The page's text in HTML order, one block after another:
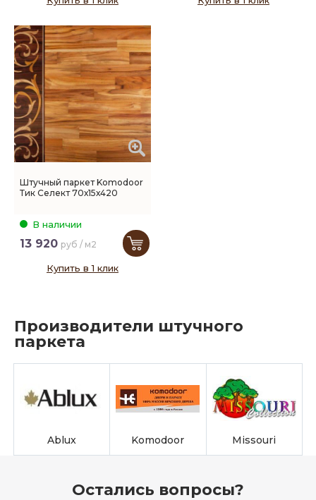
Штучный паркет Komodoor
Тик Селект 70х15х420
В наличии
13 920 руб / м2
Купить в 1 клик
Производители штучного
паркета
Ablux Komodoor Missouri
Остались вопросы?